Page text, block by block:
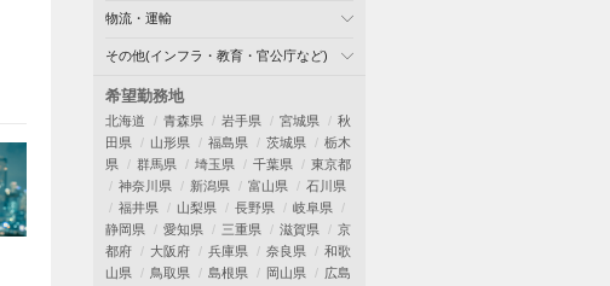
物流・運輸
その他(インフラ・教育・官公庁など)
希望勤務地
北海道 青森県 岩手県 宮城県
秋
田県
山形県 福島県 茨城県
栃木
県
群馬県 埼玉県 千葉県
東京都
神奈川県
新潟県 富山県
石川県
福井県
山梨県 長野県
岐阜県
静岡県
愛知県 三重県 滋賀県
京
都府
大阪府 兵庫県 奈良県
和歌
山県
鳥取県 島根県 岡山県
広島